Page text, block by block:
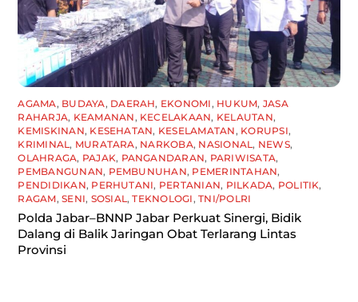
AGAMA, BUDAYA, DAERAH, EKONOMI , HUKUM, JASA
RAHARJA, KEAMANAN , KECELAKAAN, KELAUTAN,
KEMISKINAN, KESEHATAN, KESELAMATAN , KORUPSI,
KRIMINAL , MURATARA, NARKOBA, NASIONAL , NEWS,
OLAHRAGA, PAJAK, PANGANDARAN, PARIWISATA,
PEMBANGUNAN, PEMBUNUHAN, PEMERINTAHAN,
PENDIDIKAN, PERHUTANI, PERTANIAN, PILKADA, POLITIK,
RAGAM,SENI, SOSIAL ,TEKNOLOGI ,TNI/POLRI
Polda Jabar–BNNP Jabar Perkuat Sinergi, Bidik
Dalang di Balik Jaringan Obat Terlarang Lintas
Provinsi